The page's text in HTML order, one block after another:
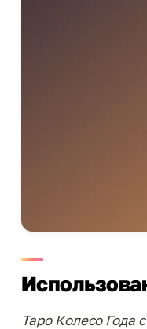
Таро Колесо Года